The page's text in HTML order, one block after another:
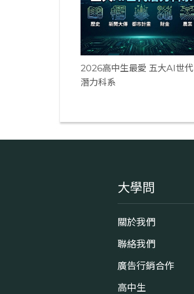
2026高中生最愛 五大AI世代
潛力科系
大學問
關於我們
聯絡我們
廣告行銷合作
高中生